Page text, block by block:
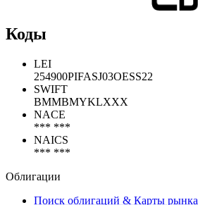
Коды
LEI
254900PIFASJ03OESS22
SWIFT
BMMBMYKLXXX
NACE
*** ***
NAICS
*** ***
Облигации
Поиск облигаций & Карты рынка